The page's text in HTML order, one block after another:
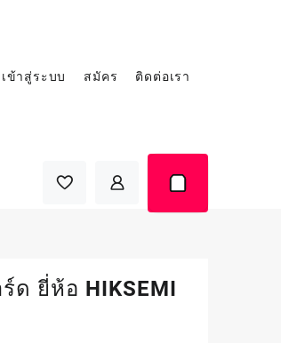
เข้าสู่ระบบ สมัคร ติดต่อเรา
ด ยี่ห้อ HIKSEMI